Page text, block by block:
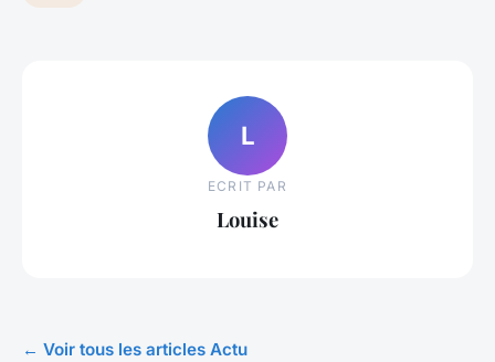
L
ECRIT PAR
Louise
← Voir tous les articles Actu